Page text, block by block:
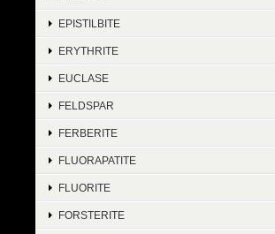
EPISTILBITE
ERYTHRITE
EUCLASE
FELDSPAR
FERBERITE
FLUORAPATITE
FLUORITE
FORSTERITE